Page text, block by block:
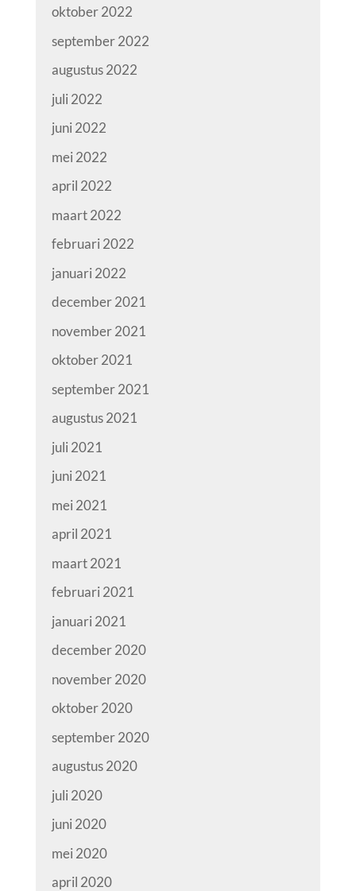
oktober 2022
september 2022
augustus 2022
juli 2022
juni 2022
mei 2022
april 2022
maart 2022
februari 2022
januari 2022
december 2021
november 2021
oktober 2021
september 2021
augustus 2021
juli 2021
juni 2021
mei 2021
april 2021
maart 2021
februari 2021
januari 2021
december 2020
november 2020
oktober 2020
september 2020
augustus 2020
juli 2020
juni 2020
mei 2020
april 2020